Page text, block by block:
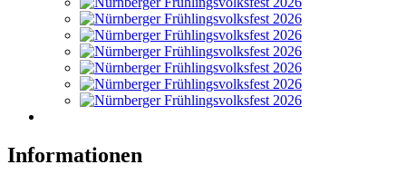
Informationen